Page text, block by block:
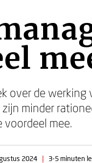
over de
minder
voordeel mee.
2024 | 3-5 minuten